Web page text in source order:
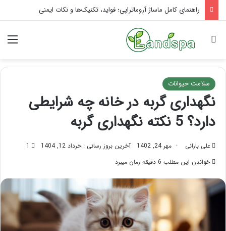
تاثیر ماساژ بر افسردگی؛ با ماساژ درمانی افسردگی را درمان کنید!
جستجو برای
سلامت حیوانات
نگهداری گربه در خانه چه شرایطی
دارد؟ 5 نکته نگهداری گربه
علی بارانی مهر 24, 1402 آخرین بروز رسانی : خرداد 12, 1404
1
خواندن این مطلب 6 دقیقه زمان میبرد